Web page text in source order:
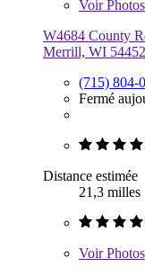
VoirPhotos
W4684 County
Merrill, WI 54452
(715) 804-
Fermé
Distance estimée
21,3 milles
VoirPhotos